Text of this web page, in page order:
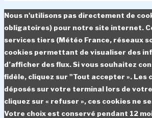
Nous n'utilisons pas directement de
obligatoires) pour notre site internet.
services tiers (Météo France, réseaux
cookies permettant de visualiser des
d’afficher des flux. Si vous souhaitez
fidèle, cliquez sur "Tout accepter ». Les
déposés sur votre terminal lors de
cliquez sur « refuser », ces cookies ne
Votre choix est conservé pendant 12